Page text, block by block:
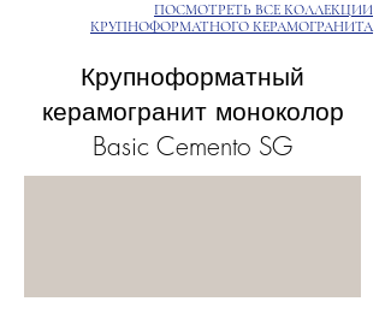
ПОСМОТРЕТЬ ВСЕ КОЛЛЕКЦИИ
КРУПНОФОРМАТНОГО КЕРАМОГРАНИТА
Крупноформатный
керамогранит моноколор
Basic Cemento SG